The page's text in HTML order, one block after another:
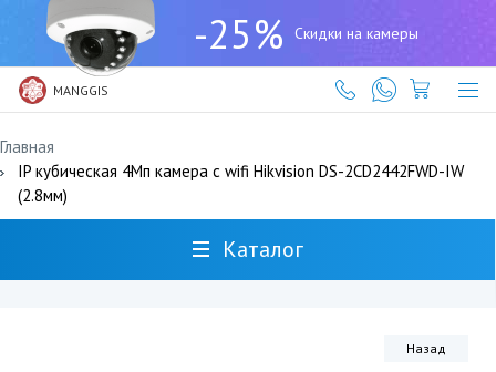
-25% Скидки на камеры
MANGGIS
(727)
317-
61-
61
Главная
IP кубическая 4Мп камера c wifi Hikvision DS-2CD2442FWD-IW
(2.8мм)
Каталог
Назад